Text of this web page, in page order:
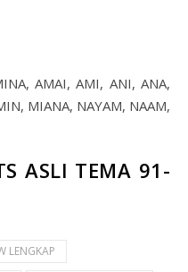
AMAI, AMI, ANI, ANA,
MIANA, NAYAM, NAAM,
ASLI TEMA 91-
LENGKAP